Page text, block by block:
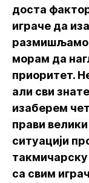
доста
играче да
размишљамо
морам да
приоритет.
али сви
изаберем
прави
ситуацији
са свим